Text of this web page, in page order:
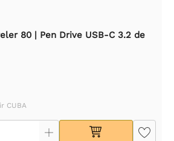
80 | Pen Drive USB-C 3.2 de
CUBA